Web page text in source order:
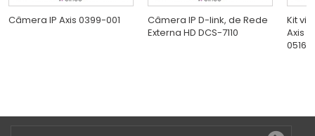
Câmera IP Axis 0399-001
Câmera IP D-link, de Rede
Externa HD DCS-7110
Kit
Axis
0516-